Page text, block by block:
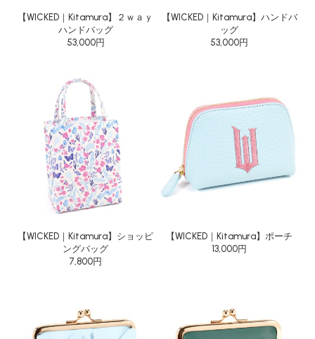
【WICKED｜Kitamura】２ｗａｙ
ハンドバッグ
53,000円
【WICKED｜Kitamura】ハンドバ
ッグ
53,000円
【WICKED｜Kitamura】ショッピ
ングバッグ
7,800円
【WICKED｜Kitamura】ポーチ
13,000円